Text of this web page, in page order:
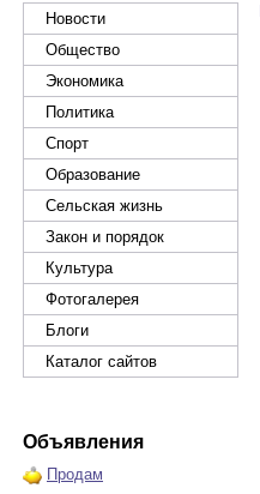
Новости
Общество
Экономика
Политика
Спорт
Образование
Сельская жизнь
Закон и порядок
Культура
Фотогалерея
Блоги
Каталог сайтов
Объявления
Продам